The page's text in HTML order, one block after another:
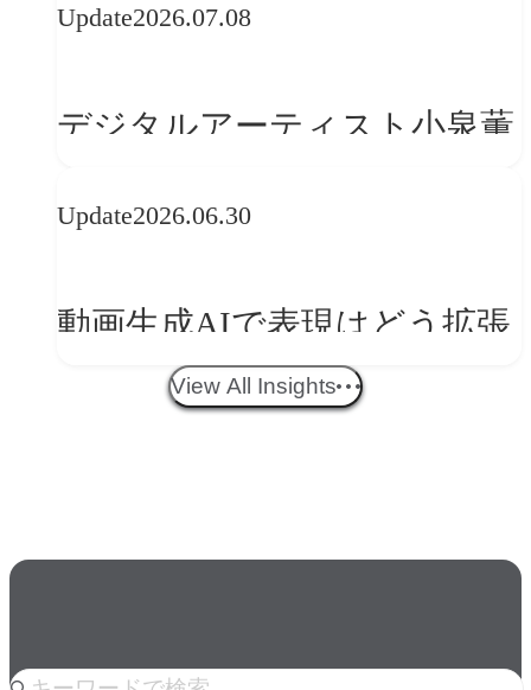
レンドに見る「人間中心」へ
Update2026.07.08
デジタルアーティスト小泉薫
ークフロー設計と「ノイズと
Update2026.06.30
動画生成AIで表現はどう拡張
する？映像ディレクター橋本
View All Insights
人気のkeyword